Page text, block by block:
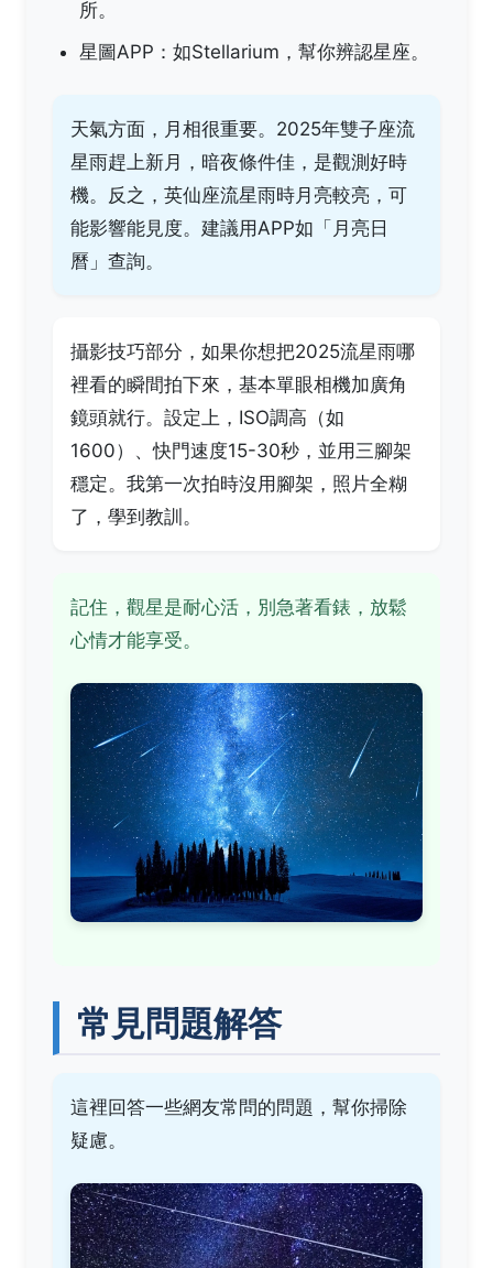
所。
星圖APP：如Stellarium，幫你辨認星座。
天氣方面，月相很重要。2025年雙子座流
星雨趕上新月，暗夜條件佳，是觀測好時
機。反之，英仙座流星雨時月亮較亮，可
能影響能見度。建議用APP如「月亮日
曆」查詢。
攝影技巧部分，如果你想把2025流星雨哪
裡看的瞬間拍下來，基本單眼相機加廣角
鏡頭就行。設定上，ISO調高（如
1600）、快門速度15-30秒，並用三腳架
穩定。我第一次拍時沒用腳架，照片全糊
了，學到教訓。
記住，觀星是耐心活，別急著看錶，放鬆
心情才能享受。
常見問題解答
這裡回答一些網友常問的問題，幫你掃除
疑慮。